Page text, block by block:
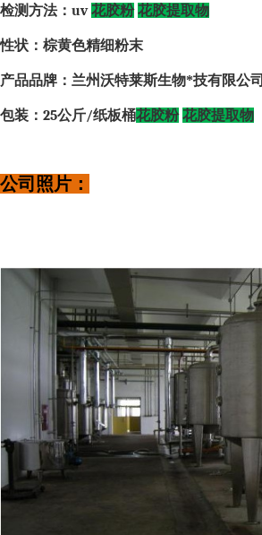
检测方法： uv花胶粉 花胶提取物
性状：棕黄色精细粉末
产品品牌：兰州沃特莱斯生物*技有限公司
包装： 25公斤/纸板桶花胶粉 花胶提取物
公司照片：